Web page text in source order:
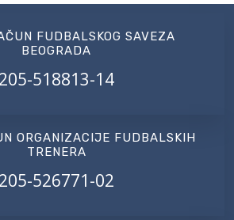
FUDBALSKOG SAVEZA
BEOGRADA
205-518813-14
ORGANIZACIJE FUDBALSKIH
TRENERA
205-526771-02